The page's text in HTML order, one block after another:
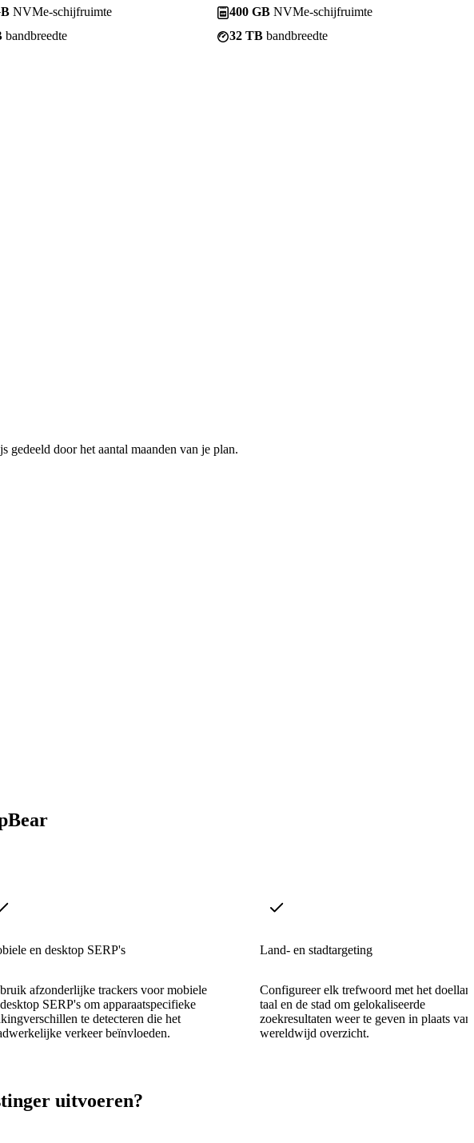
NVMe-schijfruimte
bandbreedte
400 GB NVMe-schijfruimte
32 TB bandbreedte
door het aantal maanden van je plan.
en desktop SERP's
afzonderlijke trackers voor mobiele
SERP's om apparaatspecifieke
te detecteren die het
verkeer beïnvloeden.
Land- en stadtargeting
Configureer elk trefwoord met het
taal en de stad om gelokaliseerde
zoekresultaten weer te geven in plaats van
wereldwijd overzicht.
uitvoeren?